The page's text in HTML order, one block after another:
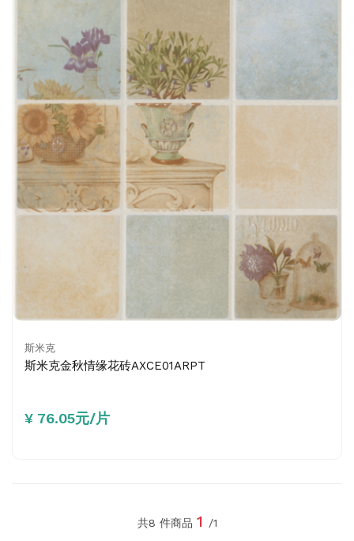
斯米克
斯米克金秋情缘花砖AXCE01ARPT
¥ 76.05元/片
共8 件商品 1 /1